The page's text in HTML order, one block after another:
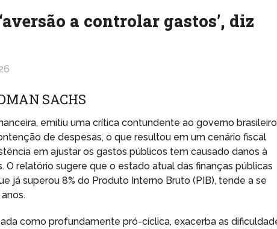
a controlar gastos’, diz
SACHS
emitiu uma crítica contundente ao governo brasileiro
de despesas, o que resultou em um cenário fiscal
em ajustar os gastos públicos tem causado danos à
O relatório sugere que o estado atual das finanças públicas
já superou 8% do Produto Interno Bruto (PIB), tende a se
como profundamente pró-cíclica, exacerba as